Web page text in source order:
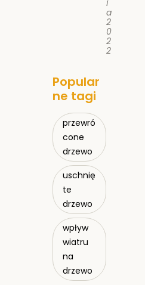
i
a
2
0
2
2
Popular
ne tagi
przewró
cone
drzewo
uschnię
te
drzewo
wpływ
wiatru
na
drzewo